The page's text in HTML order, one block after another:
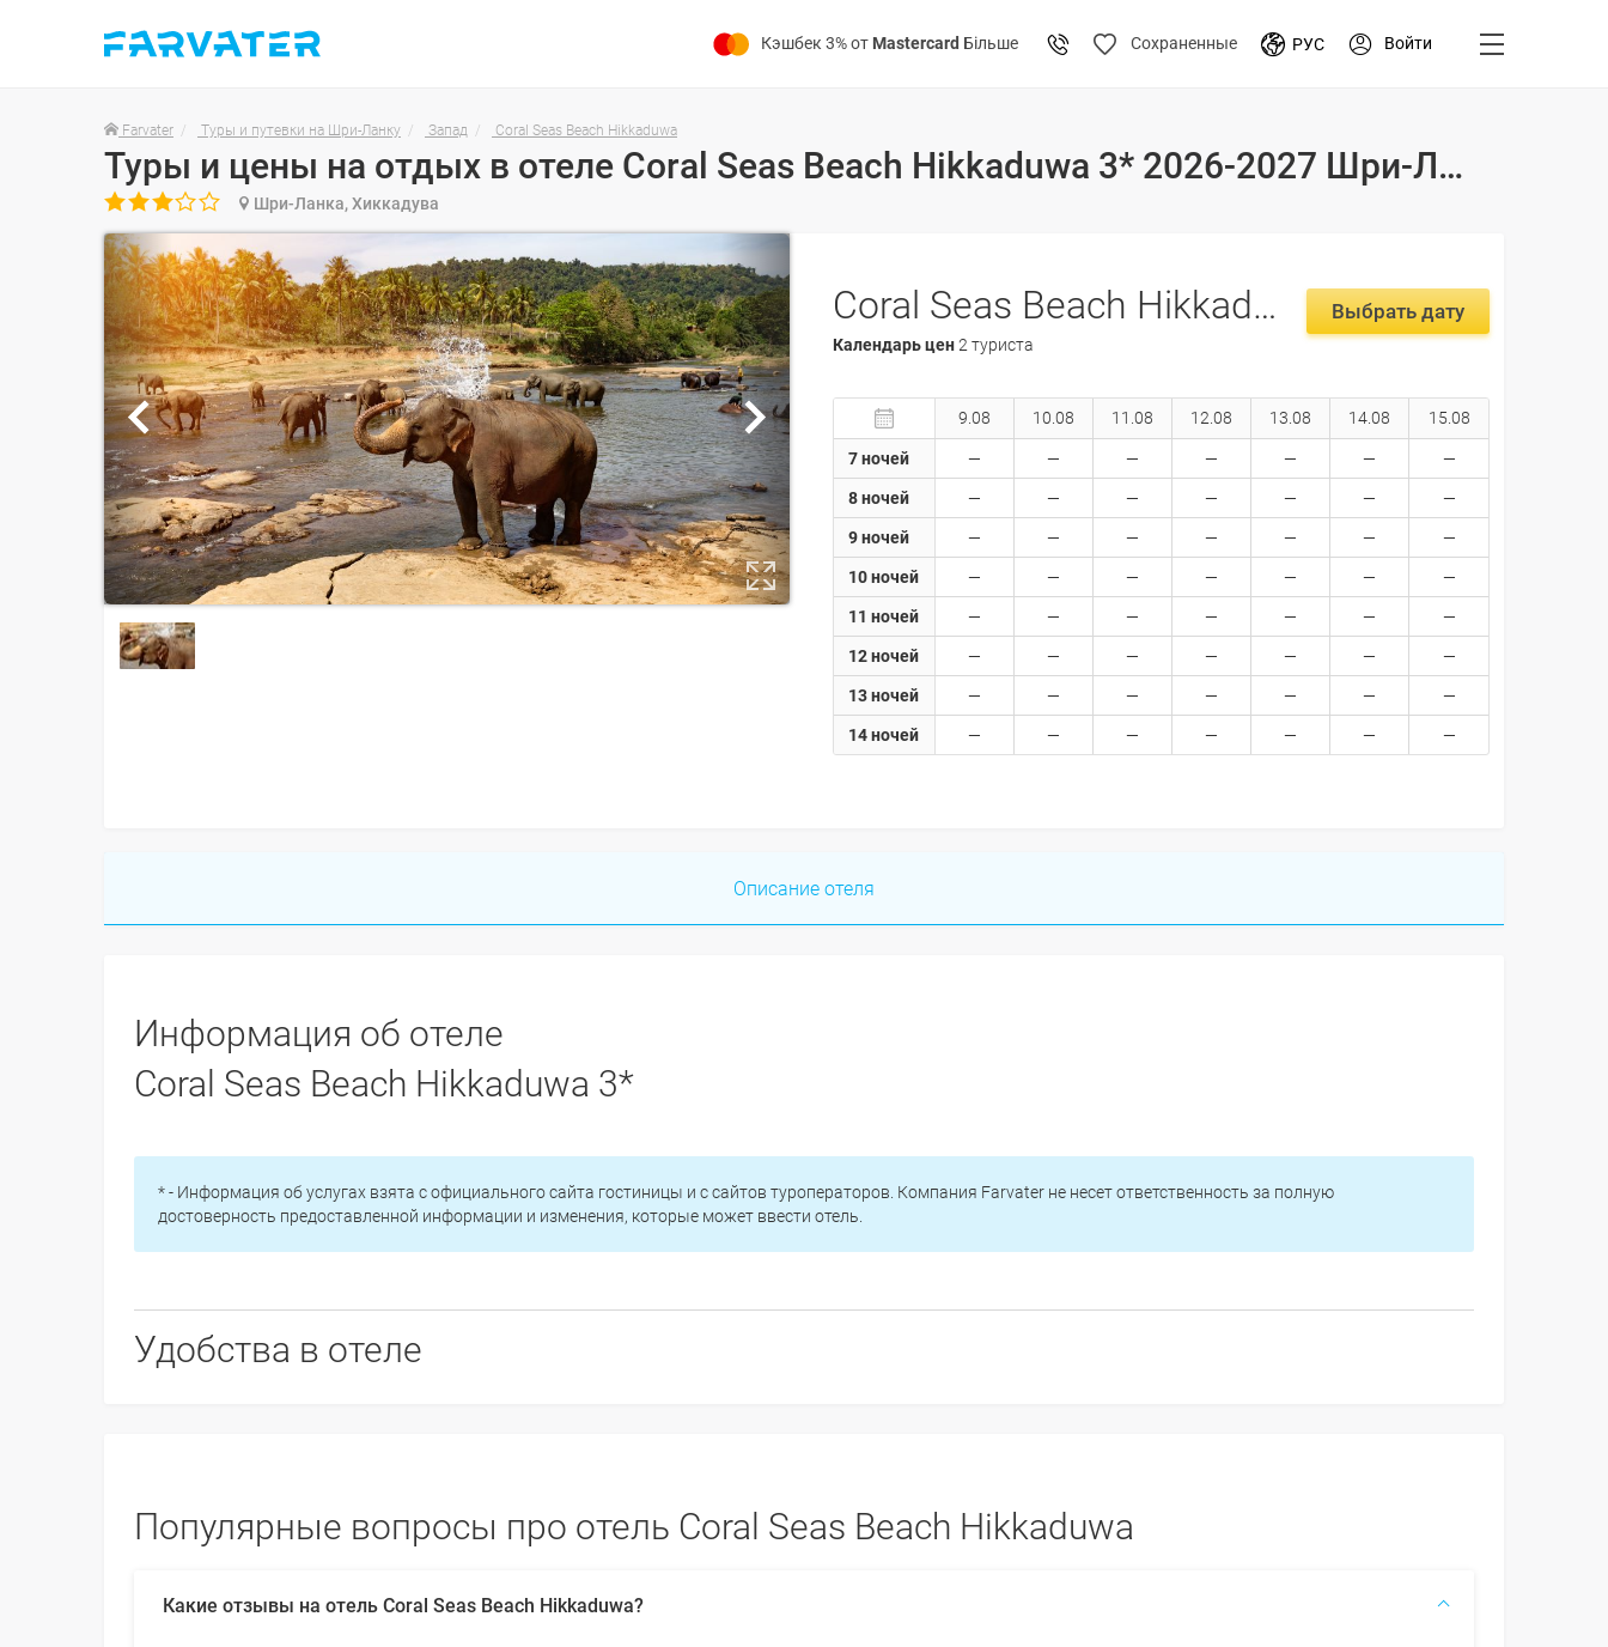
Кэшбек 3% от Mastercard Більше Сохраненные РУС Войти
Farvater Туры и путевки на Шри-Ланку Запад Coral Seas Beach Hikkaduwa
Туры и цены на отдых в отеле Coral Seas Beach Hikkaduwa 3* 2026-2027 Шри-Ланка, Хиккадува
 Шри-Ланка, Хиккадува
Coral Seas Beach Hikkaduwa 3*
Календарь цен2 туриста
Выбрать дату
7 ночей
8 ночей
9 ночей
10 ночей
11 ночей
12 ночей
13 ночей
14 ночей
9.08 10.08 11.08 12.08 13.08 14.08 15.08
Описание отеля
Информация об отеле
Coral Seas Beach Hikkaduwa 3*
* - Информация об услугах взята с официального сайта гостиницы и с сайтов туроператоров. Компания Farvater не несет ответственность за полную
достоверность предоставленной информации и изменения, которые может ввести отель.
Удобства в отеле
Популярные вопросы про отель Coral Seas Beach Hikkaduwa
Какие отзывы на отель Coral Seas Beach Hikkaduwa?